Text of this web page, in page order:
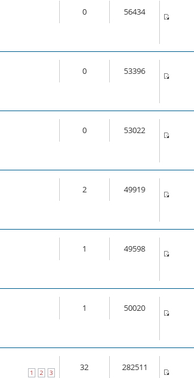
0 56434
0 53396
0 53022
2 49919
1 49598
1 50020
1 2 3
32 282511